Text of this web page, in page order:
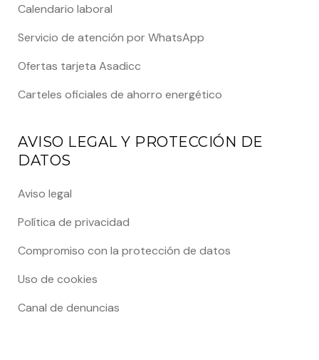
Calendario laboral
Servicio de atención por WhatsApp
Ofertas tarjeta Asadicc
Carteles oficiales de ahorro energético
AVISO LEGAL Y PROTECCIÓN DE
DATOS
Aviso legal
Política de privacidad
Compromiso con la protección de datos
Uso de cookies
Canal de denuncias